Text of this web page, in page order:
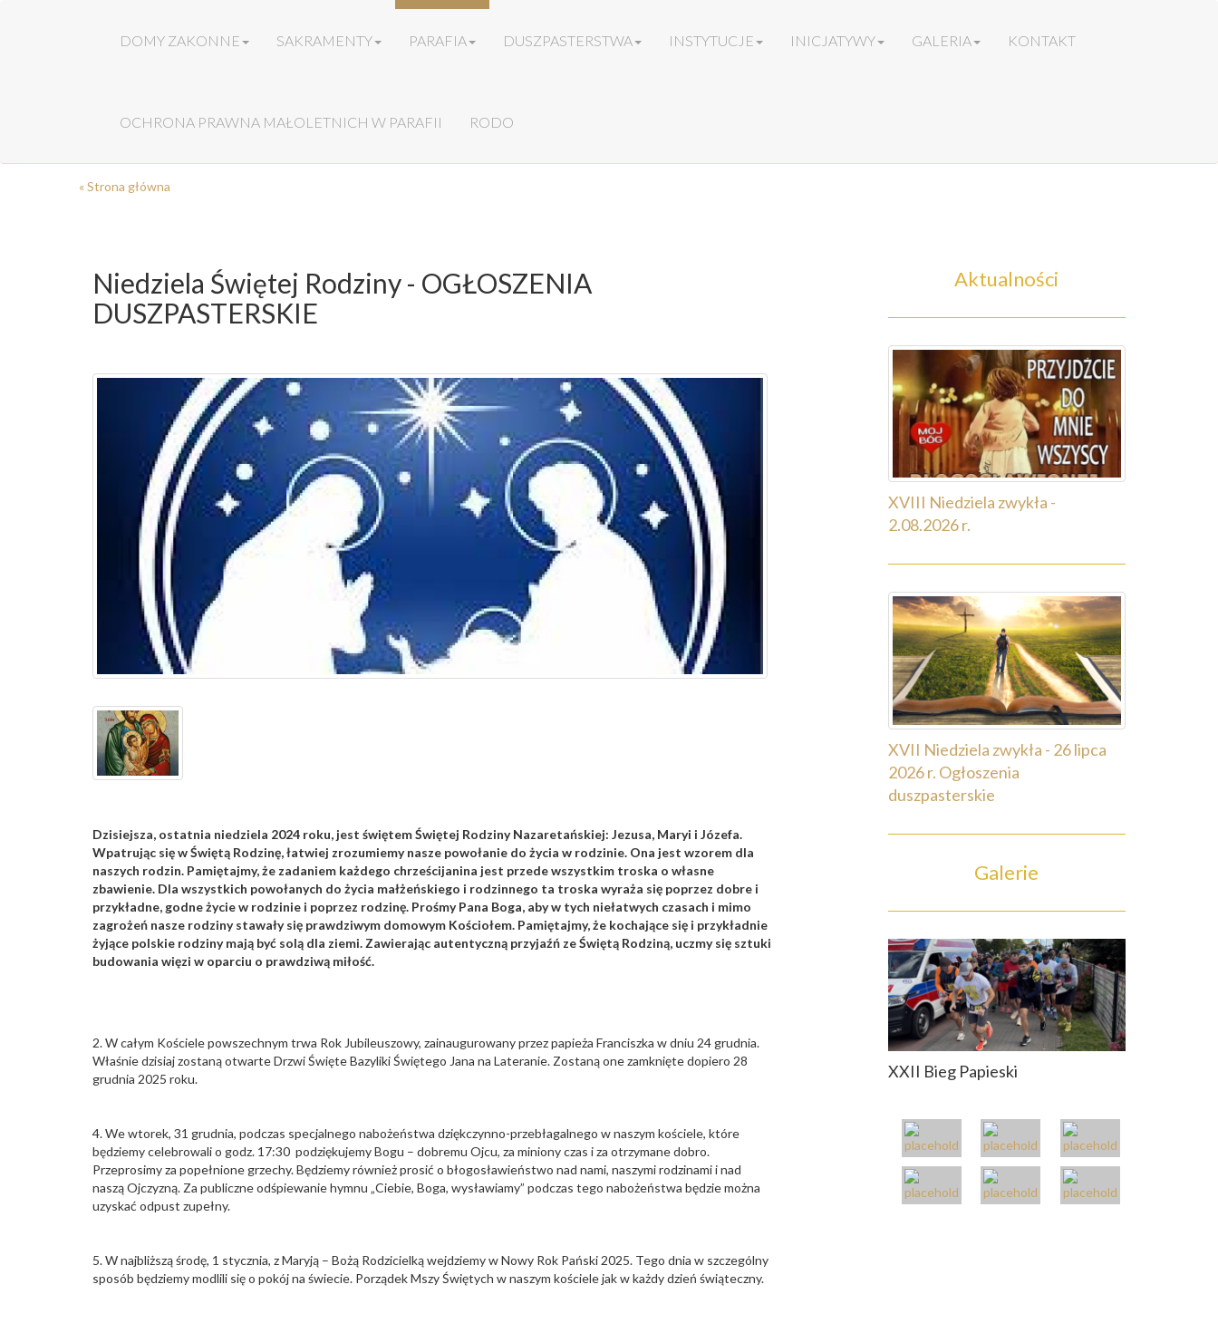
DOMY ZAKONNE SAKRAMENTY PARAFIA DUSZPASTERSTWA INSTYTUCJE INICJATYWY GALERIA KONTAKT
OCHRONA PRAWNA MAŁOLETNICH W PARAFII RODO
« Strona główna
Niedziela Świętej Rodziny - OGŁOSZENIA
DUSZPASTERSKIE
Dzisiejsza, ostatnia niedziela 2024 roku, jest świętem Świętej Rodziny Nazaretańskiej: Jezusa, Maryi i Józefa.
Wpatrując się w Świętą Rodzinę, łatwiej zrozumiemy nasze powołanie do życia w rodzinie. Ona jest wzorem dla
naszych rodzin. Pamiętajmy, że zadaniem każdego chrześcijanina jest przede wszystkim troska o własne
zbawienie. Dla wszystkich powołanych do życia małżeńskiego i rodzinnego ta troska wyraża się poprzez dobre i
przykładne, godne życie w rodzinie i poprzez rodzinę. Prośmy Pana Boga, aby w tych niełatwych czasach i mimo
zagrożeń nasze rodziny stawały się prawdziwym domowym Kościołem. Pamiętajmy, że kochające się i przykładnie
żyjące polskie rodziny mają być solą dla ziemi. Zawierając autentyczną przyjaźń ze Świętą Rodziną, uczmy się sztuki
budowania więzi w oparciu o prawdziwą miłość.
2. W całym Kościele powszechnym trwa Rok Jubileuszowy, zainaugurowany przez papieża Franciszka w dniu 24 grudnia.
Właśnie dzisiaj zostaną otwarte Drzwi Święte Bazyliki Świętego Jana na Lateranie. Zostaną one zamknięte dopiero 28
grudnia 2025 roku.
4. We wtorek, 31 grudnia, podczas specjalnego nabożeństwa dziękczynno-przebłagalnego w naszym kościele, które
będziemy celebrowali o godz. 17:30 podziękujemy Bogu – dobremu Ojcu, za miniony czas i za otrzymane dobro.
Przeprosimy za popełnione grzechy. Będziemy również prosić o błogosławieństwo nad nami, naszymi rodzinami i nad
naszą Ojczyzną. Za publiczne odśpiewanie hymnu „Ciebie, Boga, wysławiamy” podczas tego nabożeństwa będzie można
uzyskać odpust zupełny.
5. W najbliższą środę, 1 stycznia, z Maryją – Bożą Rodzicielką wejdziemy w Nowy Rok Pański 2025. Tego dnia w szczególny
sposób będziemy modlili się o pokój na świecie. Porządek Mszy Świętych w naszym kościele jak w każdy dzień świąteczny.
Aktualności
XVIII Niedziela zwykła -
2.08.2026 r.
XVII Niedziela zwykła - 26 lipca
2026 r. Ogłoszenia
duszpasterskie
Galerie
XXII Bieg Papieski